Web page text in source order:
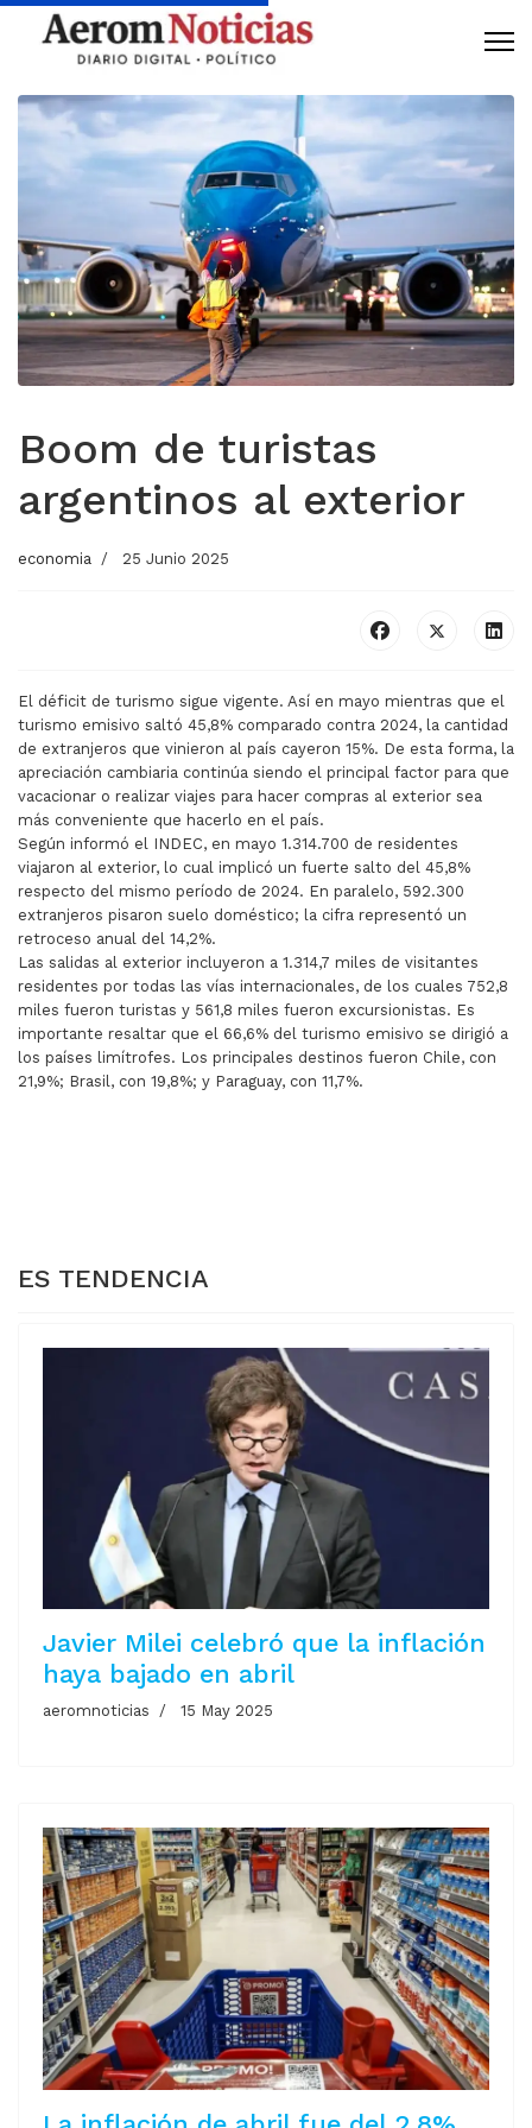
Boom de turistas
argentinos al exterior
economia 25 Junio 2025
El déficit de turismo sigue vigente. Así en mayo mientras que el
turismo emisivo saltó 45,8% comparado contra 2024, la cantidad
de extranjeros que vinieron al país cayeron 15%. De esta forma, la
apreciación cambiaria continúa siendo el principal factor para que
vacacionar o realizar viajes para hacer compras al exterior sea
más conveniente que hacerlo en el país.
Según informó el INDEC, en mayo 1.314.700 de residentes
viajaron al exterior, lo cual implicó un fuerte salto del 45,8%
respecto del mismo período de 2024. En paralelo, 592.300
extranjeros pisaron suelo doméstico; la cifra representó un
retroceso anual del 14,2%.
Las salidas al exterior incluyeron a 1.314,7 miles de visitantes
residentes por todas las vías internacionales, de los cuales 752,8
miles fueron turistas y 561,8 miles fueron excursionistas. Es
importante resaltar que el 66,6% del turismo emisivo se dirigió a
los países limítrofes. Los principales destinos fueron Chile, con
21,9%; Brasil, con 19,8%; y Paraguay, con 11,7%.
ES TENDENCIA
Javier Milei celebró que la inflación
haya bajado en abril
aeromnoticias 15 May 2025